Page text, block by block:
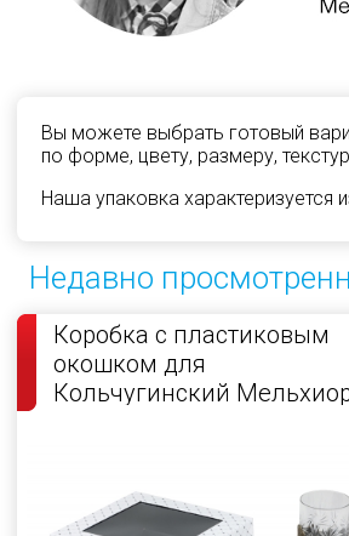
Вы можете выбрать готовый
по форме, цвету, размеру,
Наша упаковка
Недавно
Коробка с пластиковым
окошком для
Кольчугинский